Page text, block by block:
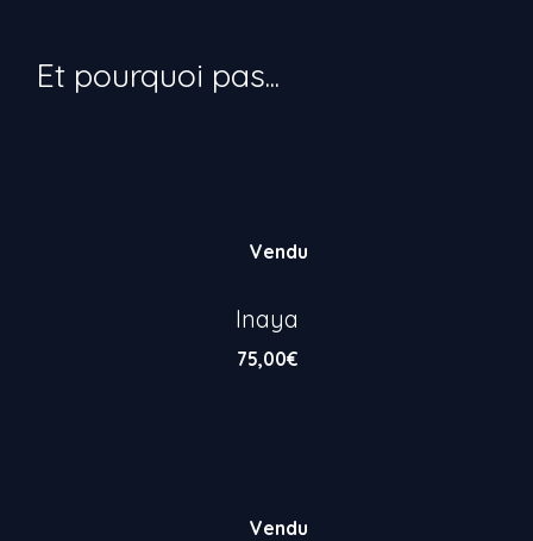
Vendu
Inaya
75,00€
Vendu